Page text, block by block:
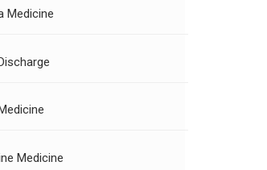
Medicine
Medicine